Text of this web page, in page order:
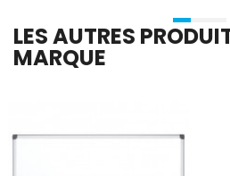
LES AUTRES
MARQUE